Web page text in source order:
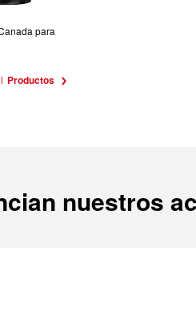
para
Productos
nuestros